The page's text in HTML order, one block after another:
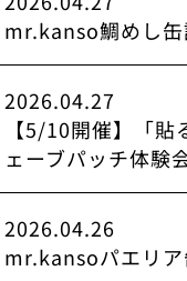
mr.kanso鯛めし
2026.04.27
【5/10開催】「
ェーブパッチ体験
2026.04.26
mr.kansoパエリ